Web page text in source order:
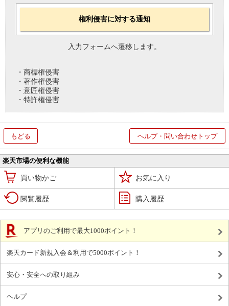
権利侵害に対する通知
入力フォームへ遷移します。
・商標権侵害
・著作権侵害
・意匠権侵害
・特許権侵害
もどる ヘルプ・問い合わせトップ
楽天市場の便利な機能
買い物かご お気に入り
閲覧履歴 購入履歴
アプリのご利用で最大1000ポイント！
楽天カード新規入会＆利用で5000ポイント！
安心・安全への取り組み
ヘルプ